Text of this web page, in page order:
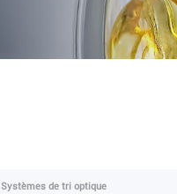
Systèmes de tri optique